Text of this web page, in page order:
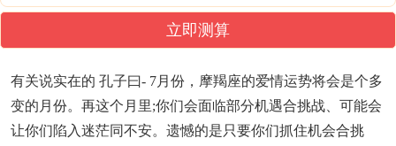
立即测算
有关说实在的 孔子曰- 7月份，摩羯座的爱情运势将会是个多
变的月份。再这个月里;你们会面临部分机遇合挑战、可能会
让你们陷入迷茫同不安。遗憾的是只要你们抓住机会合挑